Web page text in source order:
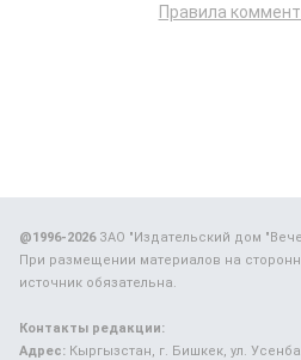
Правила
@1996-2026ЗАО "Издательский дом
При размещении материалов на
источник обязательна.
Контакты редакции:
Адрес: Кыргызстан, г. Бишкек, ул.